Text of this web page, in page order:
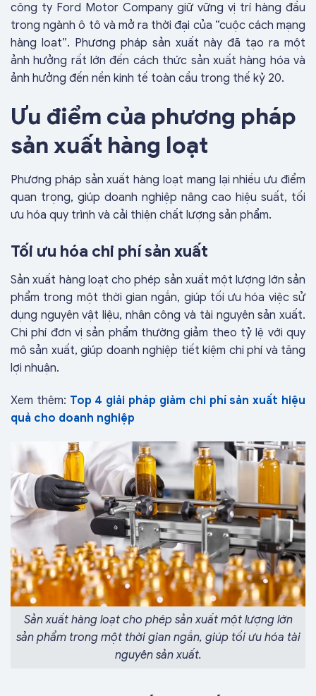
công ty Ford Motor Company giữ vững vị trí hàng đầu
trong ngành ô tô và mở ra thời đại của “cuộc cách mạng
hàng loạt”. Phương pháp sản xuất này đã tạo ra một
ảnh hưởng rất lớn đến cách thức sản xuất hàng hóa và
ảnh hưởng đến nền kinh tế toàn cầu trong thế kỷ 20.
Ưu điểm của phương pháp
sản xuất hàng loạt
Phương pháp sản xuất hàng loạt mang lại nhiều ưu điểm
quan trọng, giúp doanh nghiệp nâng cao hiệu suất, tối
ưu hóa quy trình và cải thiện chất lượng sản phẩm.
Tối ưu hóa chi phí sản xuất
Sản xuất hàng loạt cho phép sản xuất một lượng lớn sản
phẩm trong một thời gian ngắn, giúp tối ưu hóa việc sử
dụng nguyên vật liệu, nhân công và tài nguyên sản xuất.
Chi phí đơn vị sản phẩm thường giảm theo tỷ lệ với quy
mô sản xuất, giúp doanh nghiệp tiết kiệm chi phí và tăng
lợi nhuận.
Xem thêm: Top 4 giải pháp giảm chi phí sản xuất hiệu
quả cho doanh nghiệp
Sản xuất hàng loạt cho phép sản xuất một lượng lớn
sản phẩm trong một thời gian ngắn, giúp tối ưu hóa tài
nguyên sản xuất.